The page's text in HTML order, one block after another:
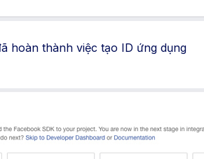
Mobile
hoàn thành việc tạo ID ứng dụng